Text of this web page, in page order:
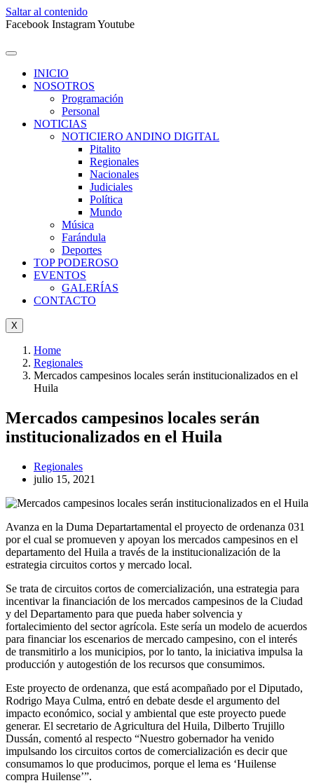
Saltar al contenido
Facebook InstagramYoutube
INICIO
NOSOTROS
Programación
Personal
NOTICIAS
NOTICIERO ANDINO DIGITAL
Pitalito
Regionales
Nacionales
Judiciales
Política
Mundo
Música
Farándula
Deportes
TOP PODEROSO
EVENTOS
GALERÍAS
CONTACTO
X
Home
Regionales
Mercados campesinos locales serán institucionalizados en el
Huila
Mercados campesinos locales serán
institucionalizados en el Huila
Regionales
julio 15, 2021
Avanza en la Duma Departartamental el proyecto de ordenanza 031
por el cual se promueven y apoyan los mercados campesinos en el
departamento del Huila a través de la institucionalización de la
estrategia circuitos cortos y mercado local.
Se trata de circuitos cortos de comercialización, una estrategia para
incentivar la financiación de los mercados campesinos de la Ciudad
y del Departamento para que pueda haber solvencia y
fortalecimiento del sector agrícola. Este sería un modelo de acuerdos
para financiar los escenarios de mercado campesino, con el interés
de transmitirlo a los municipios, por lo tanto, la iniciativa impulsa la
producción y autogestión de los recursos que consumimos.
Este proyecto de ordenanza, que está acompañado por el Diputado,
Rodrigo Maya Culma, entró en debate desde el argumento del
impacto económico, social y ambiental que este proyecto puede
generar. El secretario de Agricultura del Huila, Dilberto Trujillo
Dussán, comentó al respecto “Nuestro gobernador ha venido
impulsando los circuitos cortos de comercialización es decir que
consumamos lo que producimos, porque el lema es ‘Huilense
compra Huilense’”.